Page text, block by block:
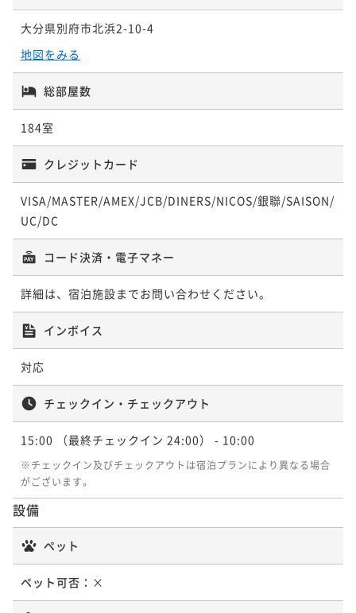
大分県別府市北浜2-10-4
地図をみる
総部屋数
184室
クレジットカード
VISA/MASTER/AMEX/JCB/DINERS/NICOS/銀聯/SAISON/
UC/DC
コード決済・電子マネー
詳細は、宿泊施設までお問い合わせください。
インボイス
対応
チェックイン・チェックアウト
15:00 （最終チェックイン 24:00） - 10:00
※チェックイン及びチェックアウトは宿泊プランにより異なる場合
がございます。
設備
ペット
ペット可否： ×